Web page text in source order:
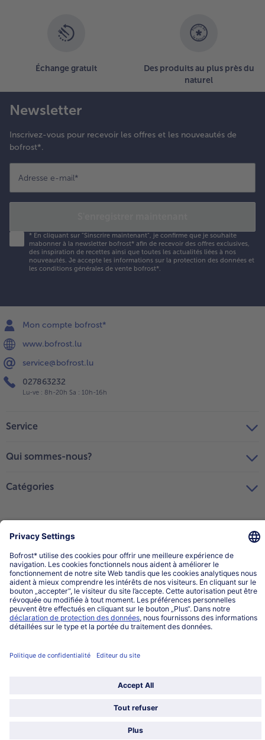
Échange gratuit
Des produits au plus près du
naturel
Newsletter
Inscrivez-vous pour recevoir les offres et les nouveautés de
bofrost*.
Adresse e-mail*
* En cliquant sur "Sinscrire maintenant", je confirme que je souhaite
mabonner à la newsletter bofrost* afin de recevoir des offres exclusives,
des inspiration de recettes ainsi que toutes les actualités liées à nos
nouveautés. Je accepte les informations sur la protection des données et
les conditions générales de vente bofrost*.
Mon compte bofrost*
www.bofrost.lu
service@bofrost.lu
027863232
Lu-ve : 8h-20h Sa : 10h-16h
Service
Qui sommes-nous?
Catégories